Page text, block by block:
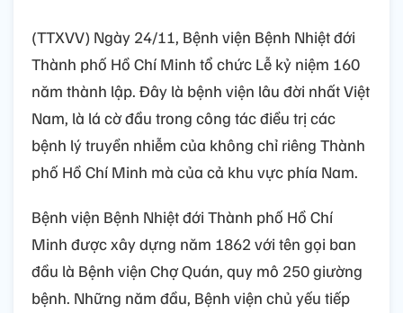
(TTXVV) Ngày 24/11, Bệnh viện Bệnh Nhiệt đới
Thành phố Hồ Chí Minh tổ chức Lễ kỷ niệm 160
năm thành lập. Đây là bệnh viện lâu đời nhất Việt
Nam, là lá cờ đầu trong công tác điều trị các
bệnh lý truyền nhiễm của không chỉ riêng Thành
phố Hồ Chí Minh mà của cả khu vực phía Nam.
Bệnh viện Bệnh Nhiệt đới Thành phố Hồ Chí
Minh được xây dựng năm 1862 với tên gọi ban
đầu là Bệnh viện Chợ Quán, quy mô 250 giường
bệnh. Những năm đầu, Bệnh viện chủ yếu tiếp